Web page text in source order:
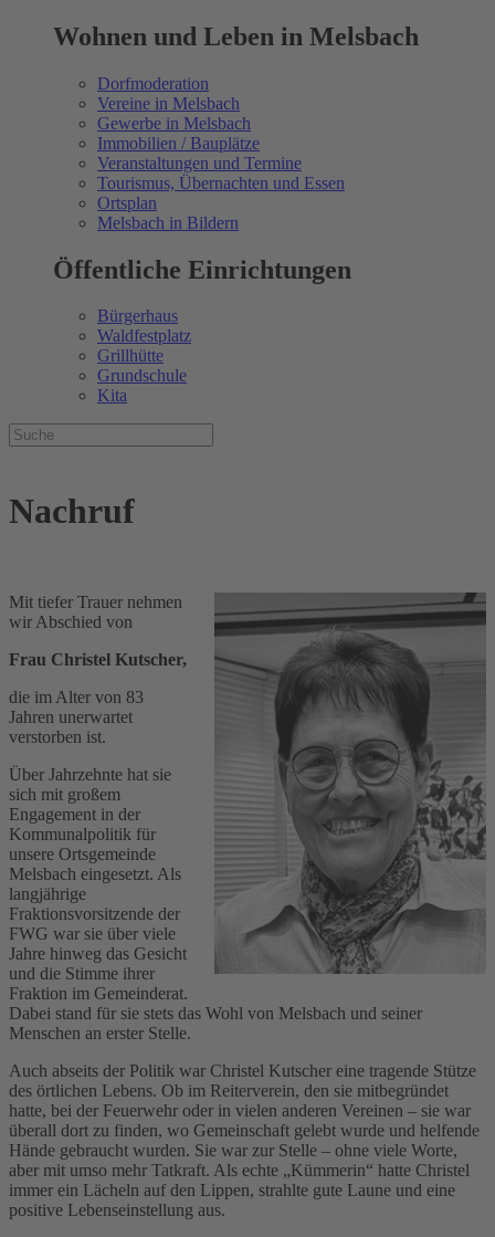
Wohnen und Leben in Melsbach
Dorfmoderation
Vereine in Melsbach
Gewerbe in Melsbach
Immobilien / Bauplätze
Veranstaltungen und Termine
Tourismus, Übernachten und Essen
Ortsplan
Melsbach in Bildern
Öffentliche Einrichtungen
Bürgerhaus
Waldfestplatz
Grillhütte
Grundschule
Kita
Nachruf
Mit tiefer Trauer nehmen
wir Abschied von
Frau Christel Kutscher,
die im Alter von 83
Jahren unerwartet
verstorben ist.
Über Jahrzehnte hat sie
sich mit großem
Engagement in der
Kommunalpolitik für
unsere Ortsgemeinde
Melsbach eingesetzt. Als
langjährige
Fraktionsvorsitzende der
FWG war sie über viele
Jahre hinweg das Gesicht
und die Stimme ihrer
Fraktion im Gemeinderat.
Dabei stand für sie stets das Wohl von Melsbach und seiner
Menschen an erster Stelle.
Auch abseits der Politik war Christel Kutscher eine tragende Stütze
des örtlichen Lebens. Ob im Reiterverein, den sie mitbegründet
hatte, bei der Feuerwehr oder in vielen anderen Vereinen – sie war
überall dort zu finden, wo Gemeinschaft gelebt wurde und helfende
Hände gebraucht wurden. Sie war zur Stelle – ohne viele Worte,
aber mit umso mehr Tatkraft. Als echte „Kümmerin“ hatte Christel
immer ein Lächeln auf den Lippen, strahlte gute Laune und eine
positive Lebenseinstellung aus.